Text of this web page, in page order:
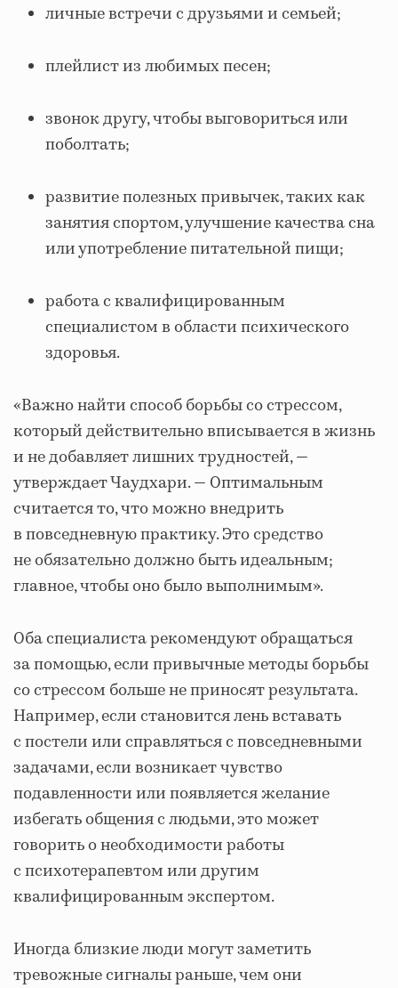
личные встречи с друзьями и семьей;
плейлист из любимых песен;
звонок другу, чтобы выговориться или
поболтать;
развитие полезных привычек, таких как
занятия спортом, улучшение качества сна
или употребление питательной пищи;
работа с квалифицированным
специалистом в области психического
здоровья.
«Важно найти способ борьбы со стрессом,
который действительно вписывается в жизнь
и не добавляет лишних трудностей, —
утверждает Чаудхари. — Оптимальным
считается то, что можно внедрить
в повседневную практику. Это средство
не обязательно должно быть идеальным;
главное, чтобы оно было выполнимым».
Оба специалиста рекомендуют обращаться
за помощью, если привычные методы борьбы
со стрессом больше не приносят результата.
Например, если становится лень вставать
с постели или справляться с повседневными
задачами, если возникает чувство
подавленности или появляется желание
избегать общения с людьми, это может
говорить о необходимости работы
с психотерапевтом или другим
квалифицированным экспертом.
Иногда близкие люди могут заметить
тревожные сигналы раньше, чем они